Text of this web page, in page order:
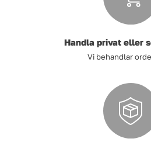
Handla privat eller
Vi behandlar